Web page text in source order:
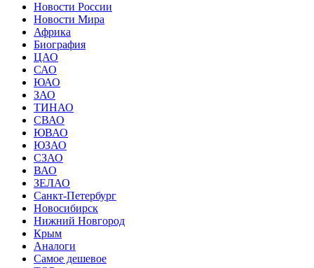
Новости России
Новости Мира
Африка
Биография
ЦАО
САО
ЮАО
ЗАО
ТИНАО
СВАО
ЮВАО
ЮЗАО
СЗАО
ВАО
ЗЕЛАО
Санкт-Петербург
Новосибирск
Нижний Новгород
Крым
Аналоги
Самое дешевое